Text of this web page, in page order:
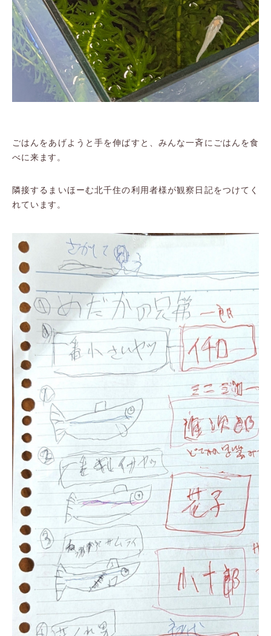
ごはんをあげようと手を伸ばすと、みんな一斉にごはんを食
べに来ます。
隣接するまいほーむ北千住の利用者様が観察日記をつけてく
れています。